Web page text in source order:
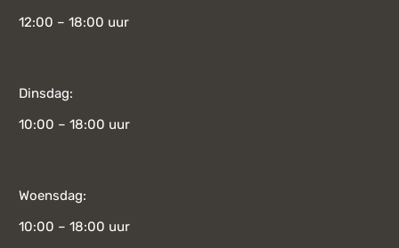
12:00 – 18:00 uur
Dinsdag:
10:00 – 18:00 uur
Woensdag:
10:00 – 18:00 uur